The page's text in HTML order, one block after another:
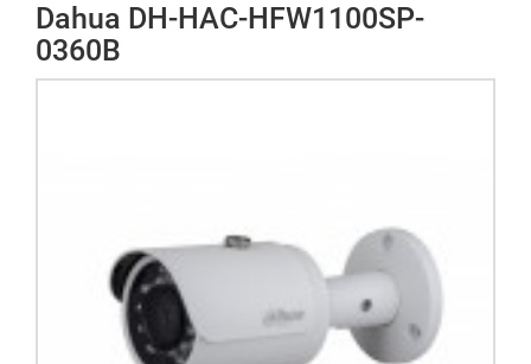
Dahua DH-HAC-HFW1100SP-
0360B